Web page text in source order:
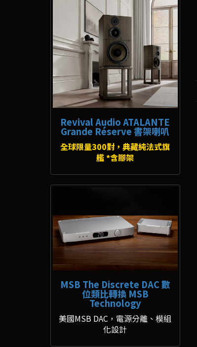
Revival Audio ATALANTE
Grande Réserve 書架喇叭
全球限量300對，典藏純法式旗
艦 *含腳架
MSB The Discrete DAC 數
位類比轉換 MSB
Technology
美國MSB DAC，電源分離、模組
化設計